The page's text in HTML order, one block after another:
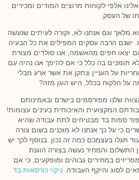
אלפי לקוחות מרוצים המודים ומכירים
של העסק.
מלאך וגם אנחנו לא, וקורה לעיתים שנעשה
ישנם הרבה עסקים המפילים את כל הבעיה
יצאו חפים מהאשמה, אנו סולדים מצורת
תומכים בה כלל כי אם להיפך אנו נהיה עם
על העניין ונתקן את אשר ארע מבלי
על הלקוח בכלל, היש הוגן מזה?
שלנו מפורסמים בישרם ובאמינותם
המקצועית והאיכותית בעינים עצומות!
ספות בד מבטיחים לתת עבודה שהיא
כי על כך אנחנו לא מוכנים בשום צורה
תגלו בעצמכם כמה זה נכון. בנוסף לכך יש
התשלום והמחיר נעשה בצורה הוגנת
במחירים גבוהים ומופקעים, כי אם
לסוג והיקף העבודה. ניקוי כורסאות בד